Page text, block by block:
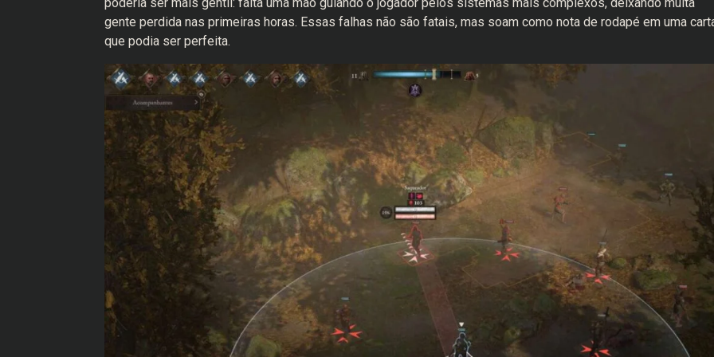
poderia ser mais gentil: falta uma mão guiando o jogador pelos sistemas mais complexos, deixando muita
gente perdida nas primeiras horas. Essas falhas não são fatais, mas soam como nota de rodapé em uma
que podia ser perfeita.